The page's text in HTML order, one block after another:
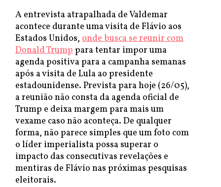
A entrevista atrapalhada de Valdemar
acontece durante uma visita de Flávio aos
Estados Unidos, onde busca se reunir com
Donald Trumppara tentar impor uma
agenda positiva para a campanha semanas
após a visita de Lula ao presidente
estadounidense. Prevista para hoje (26/05),
a reunião não consta da agenda oficial de
Trump e deixa margem para mais um
vexame caso não aconteça. De qualquer
forma, não parece simples que um foto com
o líder imperialista possa superar o
impacto das consecutivas revelações e
mentiras de Flávio nas próximas pesquisas
eleitorais.